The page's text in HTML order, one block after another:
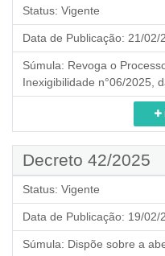
Status: Vigente
Data de Publicação: 21/02/
Súmula: Revoga o
Inexigibilidade n°06/2025,
Decreto 42/2025
Status: Vigente
Data de Publicação: 19/02/
Súmula: Dispõe sobre a